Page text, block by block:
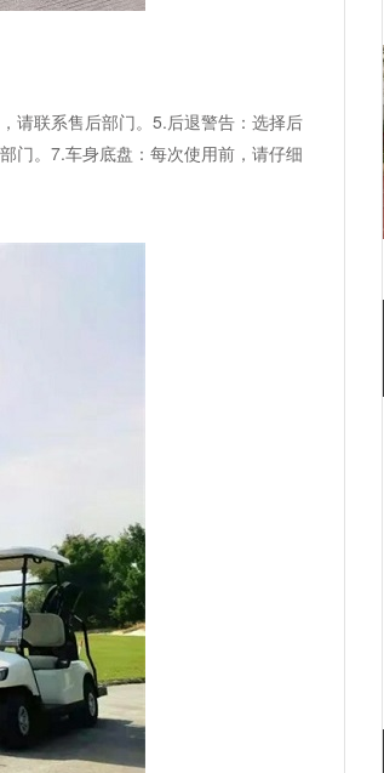
请联系售后部门。5.后退警告：选择后
门。7.车身底盘：每次使用前，请仔细